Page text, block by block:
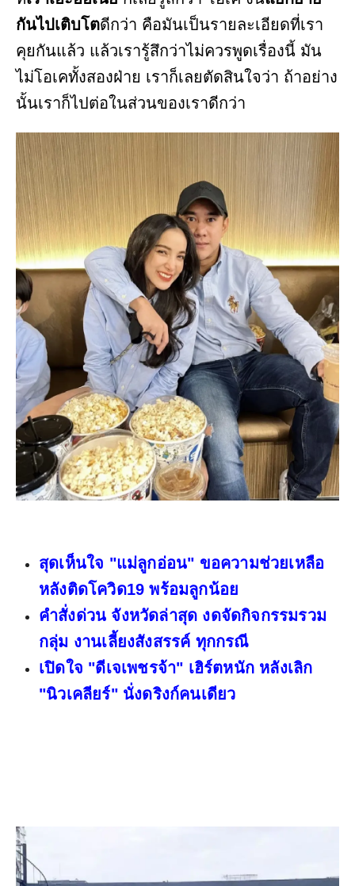
กันไปเติบโตดีกว่า คือมันเป็นรายละเอียดที่เรา
คุยกันแล้ว แล้วเรารู้สึกว่าไม่ควรพูดเรื่องนี้ มัน
ไม่โอเคทั้งสองฝ่าย เราก็เลยตัดสินใจว่า ถ้าอย่าง
นั้นเราก็ไปต่อในส่วนของเราดีกว่า
สุดเห็นใจ "แม่ลูกอ่อน" ขอความช่วยเหลือ
หลังติดโควิด19 พร้อมลูกน้อย
คำสั่งด่วน จังหวัดล่าสุด งดจัดกิจกรรมรวม
กลุ่ม งานเลี้ยงสังสรรค์ ทุกกรณี
เปิดใจ "ดีเจเพชรจ้า" เฮิร์ตหนัก หลังเลิก
"นิวเคลียร์" นั่งดริงก์คนเดียว